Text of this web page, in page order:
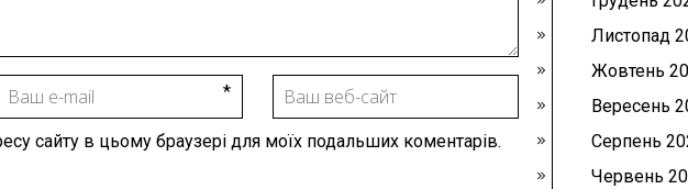
сайту в цьому браузері для моїх подальших коментарів.
Листопад
Жовтень
Вересень
Серпень
Червень